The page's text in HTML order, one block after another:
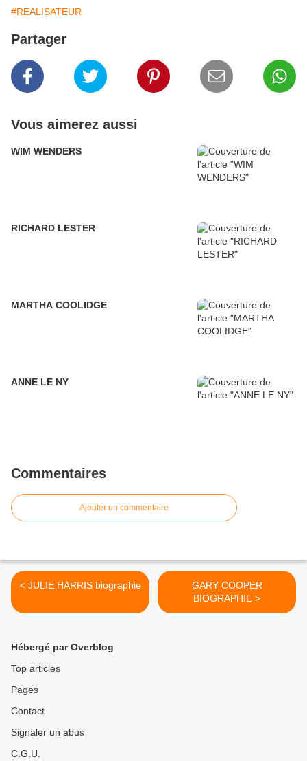
#REALISATEUR
Partager
Vous aimerez aussi
WIM WENDERS
RICHARD LESTER
MARTHA COOLIDGE
ANNE LE NY
Commentaires
Ajouter un commentaire
< JULIE HARRIS biographie
GARY COOPER
BIOGRAPHIE >
Hébergé par Overblog
Top articles
Pages
Contact
Signaler un abus
C.G.U.